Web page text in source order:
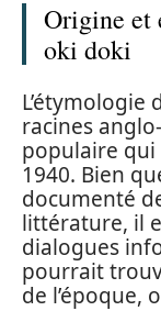
Origine et
oki doki
L’étymologie
racines
populaire qui
1940. Bien
documenté
littérature, il
dialogues
pourrait
de l’époque,